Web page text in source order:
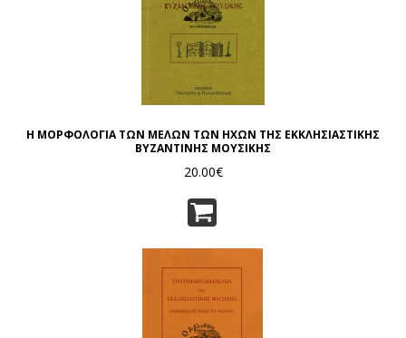
Η ΜΟΡΦΟΛΟΓΙΑ ΤΩΝ ΜΕΛΩΝ ΤΩΝ ΗΧΩΝ ΤΗΣ ΕΚΚΛΗΣΙΑΣΤΙΚΗΣ
ΒΥΖΑΝΤΙΝΗΣ ΜΟΥΣΙΚΗΣ
20.00€